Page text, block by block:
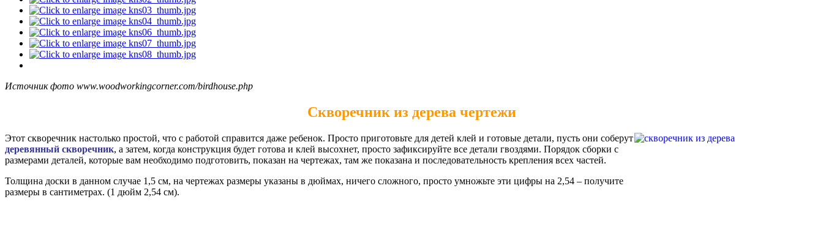
Источник фото www.woodworkingcorner.com/birdhouse.php
Скворечник из дерева чертежи
Этот скворечник настолько простой, что с работой справится даже ребенок. Просто приготовьте для детей клей и готовые детали, пусть они соберут
деревянный скворечник, а затем, когда конструкция будет готова и клей высохнет, просто зафиксируйте все детали гвоздями. Порядок сборки с
размерами деталей, которые вам необходимо подготовить, показан на чертежах, там же показана и последовательность крепления всех частей.
Толщина доски в данном случае 1,5 см, на чертежах размеры указаны в дюймах, ничего сложного, просто умножьте эти цифры на 2,54 – получите
размеры в сантиметрах. (1 дюйм 2,54 см).